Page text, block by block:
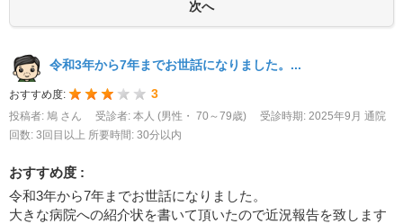
令和3年から7年までお世話になりました。...
おすすめ度: 3
投稿者: 鳩 さん 受診者: 本人 (男性・ 70～79歳) 受診時期: 2025年9月 通院
回数: 3回目以上 所要時間: 30分以内
おすすめ度 :
令和3年から7年までお世話になりました。
大きな病院への紹介状を書いて頂いたので近況報告を致します